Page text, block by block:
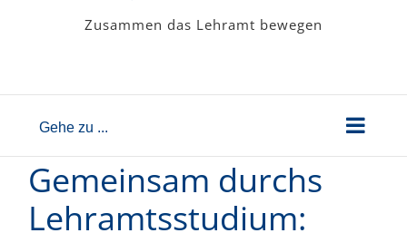
Zusammen das Lehramt bewegen
Gehe zu ...
Gemeinsam durchs
Lehramtsstudium: